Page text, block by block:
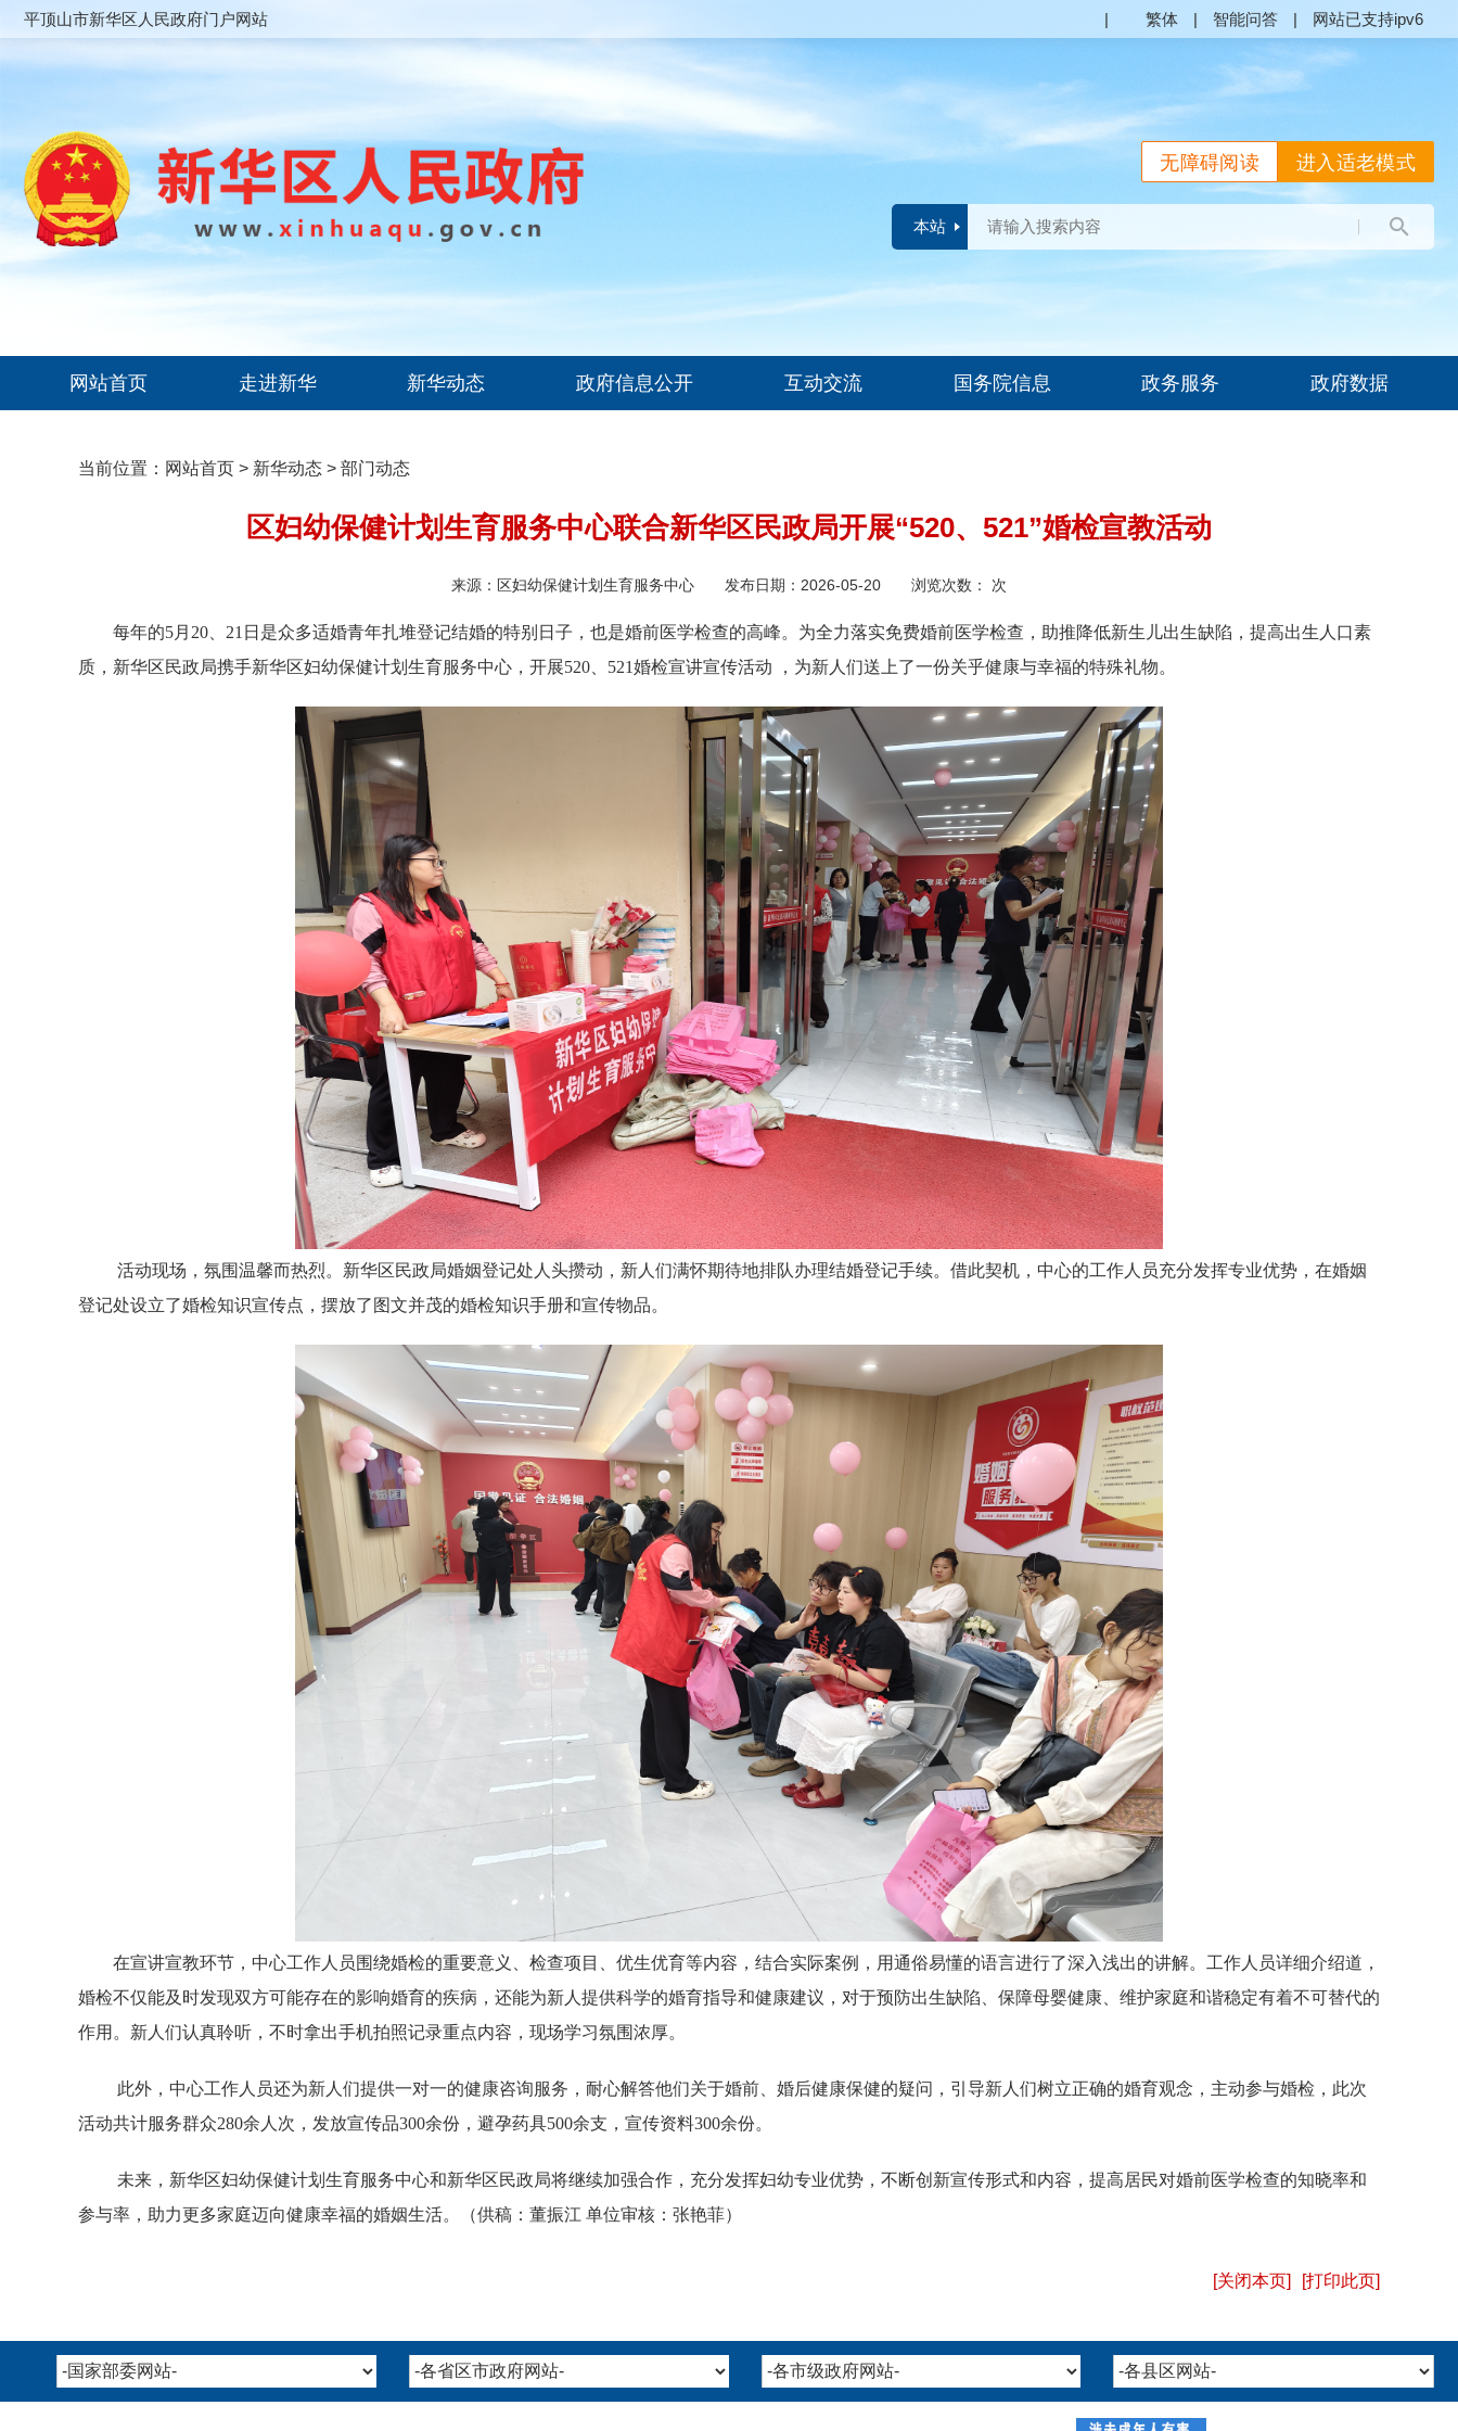
平顶山市新华区人民政府门户网站 | 繁体 | 智能问答 | 网站已支持ipv6
进入适老模式
无障碍阅读
本站
网站首页 走进新华 新华动态 政府信息公开 互动交流 国务院信息 政务服务 政府数据
当前位置： 网站首页 > 新华动态 > 部门动态
区妇幼保健计划生育服务中心联合新华区民政局开展“520、521”婚检宣教活动
来源： 区妇幼保健计划生育服务中心 发布日期： 2026-05-20 浏览次数： 次
每年的5月20、21日是众多适婚青年扎堆登记结婚的特别日子，也是婚前医学检查的高峰。为全力落实免费婚前医学检查，助推降低新生儿出生缺陷，提高出生人口素
质，新华区民政局携手新华区妇幼保健计划生育服务中心，开展520、521婚检宣讲宣传活动 ，为新人们送上了一份关乎健康与幸福的特殊礼物。
活动现场，氛围温馨而热烈。新华区民政局婚姻登记处人头攒动，新人们满怀期待地排队办理结婚登记手续。借此契机，中心的工作人员充分发挥专业优势，在婚姻
登记处设立了婚检知识宣传点，摆放了图文并茂的婚检知识手册和宣传物品。
在宣讲宣教环节，中心工作人员围绕婚检的重要意义、检查项目、优生优育等内容，结合实际案例，用通俗易懂的语言进行了深入浅出的讲解。工作人员详细介绍道，
婚检不仅能及时发现双方可能存在的影响婚育的疾病，还能为新人提供科学的婚育指导和健康建议，对于预防出生缺陷、保障母婴健康、维护家庭和谐稳定有着不可替代的
作用。新人们认真聆听，不时拿出手机拍照记录重点内容，现场学习氛围浓厚。
此外，中心工作人员还为新人们提供一对一的健康咨询服务，耐心解答他们关于婚前、婚后健康保健的疑问，引导新人们树立正确的婚育观念，主动参与婚检，此次
活动共计服务群众280余人次，发放宣传品300余份，避孕药具500余支，宣传资料300余份。
未来，新华区妇幼保健计划生育服务中心和新华区民政局将继续加强合作，充分发挥妇幼专业优势，不断创新宣传形式和内容，提高居民对婚前医学检查的知晓率和
参与率，助力更多家庭迈向健康幸福的婚姻生活。（供稿：董振江 单位审核：张艳菲）
[打印此页]
[关闭本页]